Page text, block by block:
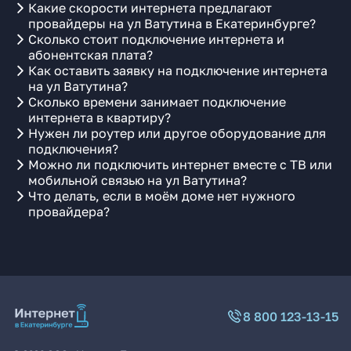
Какие скорости интернета предлагают
провайдеры на ул Ватутина в Екатеринбурге?
Сколько стоит подключение интернета и
абонентская плата?
Как оставить заявку на подключение интернета
на ул Ватутина?
Сколько времени занимает подключение
интернета в квартиру?
Нужен ли роутер или другое оборудование для
подключения?
Можно ли подключить интернет вместе с ТВ или
мобильной связью на ул Ватутина?
Что делать, если в моём доме нет нужного
провайдера?
8 800 123-13-15